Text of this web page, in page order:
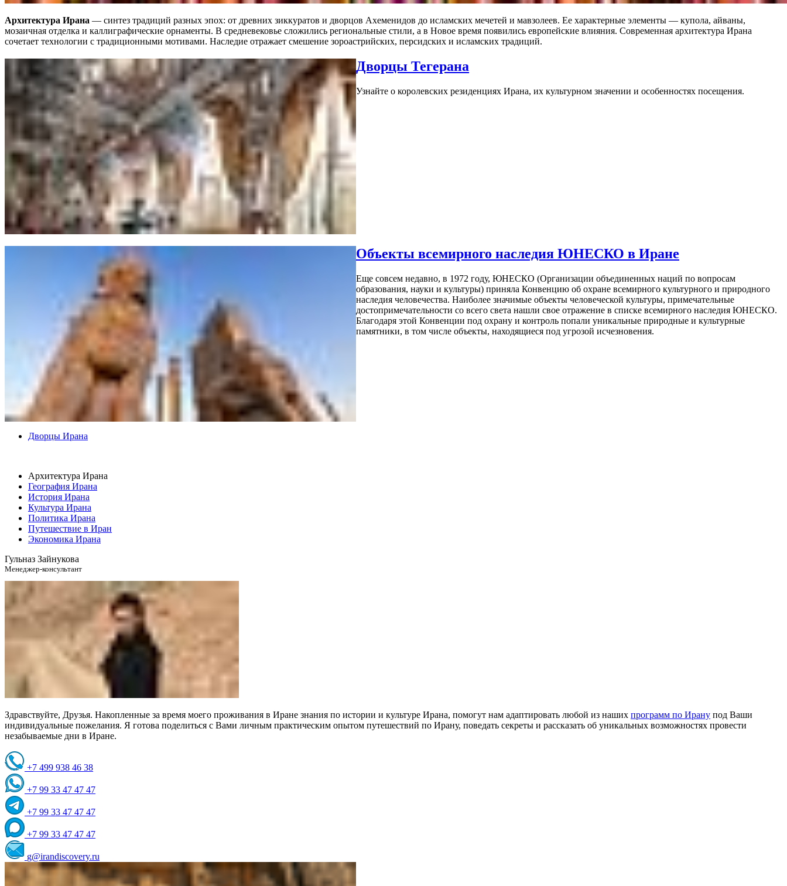
Архитектура Ирана — синтез традиций разных эпох: от древних зиккуратов и дворцов Ахеменидов до исламских мечетей и мавзолеев. Ее характерные элементы — купола, айваны,
мозаичная отделка и каллиграфические орнаменты. В средневековье сложились региональные стили, а в Новое время появились европейские влияния. Современная архитектура Ирана
сочетает технологии с традиционными мотивами. Наследие отражает смешение зороастрийских, персидских и исламских традиций.
Дворцы Тегерана
Узнайте о королевских резиденциях Ирана, их культурном значении и особенностях посещения.
Объекты всемирного наследия ЮНЕСКО в Иране
Еще совсем недавно, в 1972 году, ЮНЕСКО (Организации объединенных наций по вопросам
образования, науки и культуры) приняла Конвенцию об охране всемирного культурного и природного
наследия человечества. Наиболее значимые объекты человеческой культуры, примечательные
достопримечательности со всего света нашли свое отражение в списке всемирного наследия ЮНЕСКО.
Благодаря этой Конвенции под охрану и контроль попали уникальные природные и культурные
памятники, в том числе объекты, находящиеся под угрозой исчезновения.
Дворцы Ирана
Архитектура Ирана
География Ирана
История Ирана
Культура Ирана
Политика Ирана
Путешествие в Иран
Экономика Ирана
Гульназ Зайнукова
Менеджер-консультант
Здравствуйте, Друзья. Накопленные за время моего проживания в Иране знания по истории и культуре Ирана, помогут нам адаптировать любой из наших программ по Ирану под Ваши
индивидуальные пожелания. Я готова поделиться с Вами личным практическим опытом путешествий по Ирану, поведать секреты и рассказать об уникальных возможностях провести
незабываемые дни в Иране.
+7 499 938 46 38
+7 99 33 47 47 47
+7 99 33 47 47 47
+7 99 33 47 47 47
g@irandiscovery.ru